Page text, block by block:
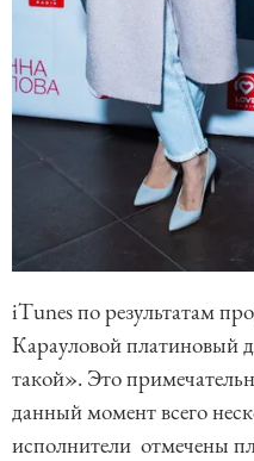
iTunes по результатам
Карауловой платиновый
такой». Это
данный момент всего
исполнители отмечены